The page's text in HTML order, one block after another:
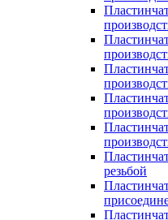
резьбой